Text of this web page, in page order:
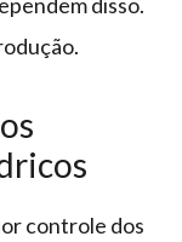
controle dos